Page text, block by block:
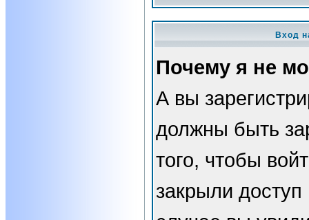
Вход
Почему я не
А вы
должны быть
того, чтобы
закрыли